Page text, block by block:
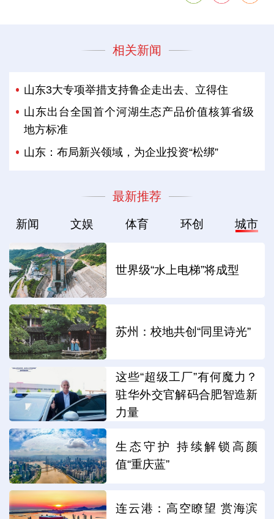
相关新闻
山东3大专项举措支持鲁企走出去、立得住
山东出台全国首个河湖生态产品价值核算省级
地方标准
山东：布局新兴领域，为企业投资“松绑”
最新推荐
新闻 文娱 体育 环创 城市
世界级“水上电梯”将成型
苏州：校地共创“同里诗光”
这些“超级工厂”有何魔力？
驻华外交官解码合肥智造新
力量
生态守护 持续解锁高颜
值“重庆蓝”
连云港：高空瞭望 赏海滨